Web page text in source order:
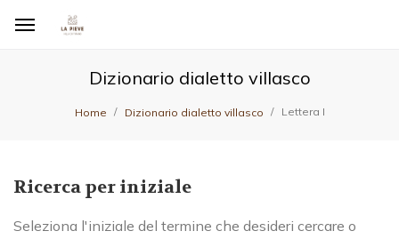
Dizionario dialetto villasco
Home Dizionario dialetto villasco Lettera I
Ricerca per iniziale
Seleziona l'iniziale del termine che desideri cercare o